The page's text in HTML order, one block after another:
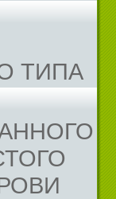
ТИПА